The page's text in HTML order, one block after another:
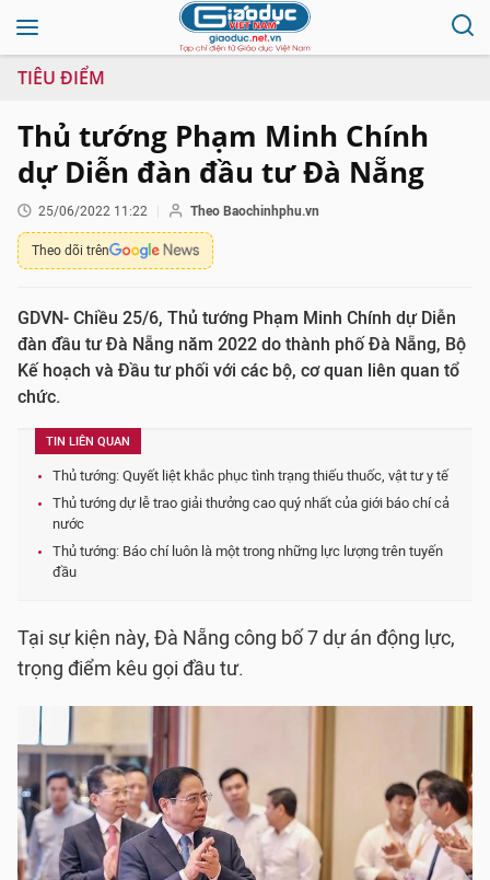
TIÊU ĐIỂM
Thủ tướng Phạm Minh Chính
dự Diễn đàn đầu tư Đà Nẵng
25/06/2022 11:22 Theo Baochinhphu.vn
Theo dõi trên
GDVN- Chiều 25/6, Thủ tướng Phạm Minh Chính dự Diễn
đàn đầu tư Đà Nẵng năm 2022 do thành phố Đà Nẵng, Bộ
Kế hoạch và Đầu tư phối với các bộ, cơ quan liên quan tổ
chức.
TIN LIÊN QUAN
Thủ tướng: Quyết liệt khắc phục tình trạng thiếu thuốc, vật tư y tế
Thủ tướng dự lễ trao giải thưởng cao quý nhất của giới báo chí cả
nước
Thủ tướng: Báo chí luôn là một trong những lực lượng trên tuyến
đầu
Tại sự kiện này, Đà Nẵng công bố 7 dự án động lực,
trọng điểm kêu gọi đầu tư.